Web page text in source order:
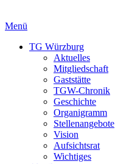
Menü
TG Würzburg
Aktuelles
Mitgliedschaft
Gaststätte
TGW-Chronik
Geschichte
Organigramm
Stellenangebote
Vision
Aufsichtsrat
Wichtiges